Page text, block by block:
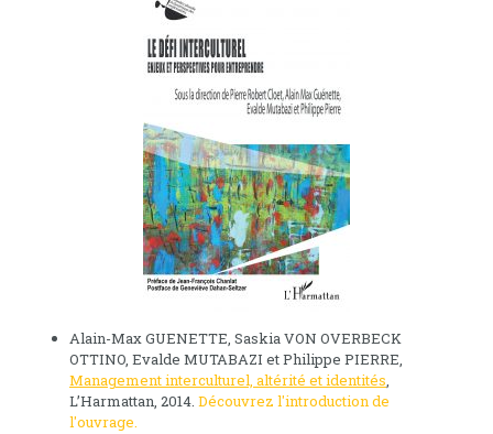
Alain-Max GUENETTE, Saskia VON OVERBECK
OTTINO, Evalde MUTABAZI et Philippe PIERRE,
Management interculturel, altérité et identités,
L’Harmattan, 2014. Découvrez l'introduction de
l'ouvrage.